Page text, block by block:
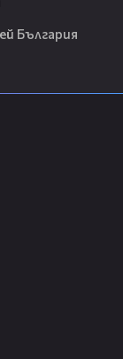
България